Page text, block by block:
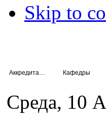
Skip to
Кафедры
Среда, 10